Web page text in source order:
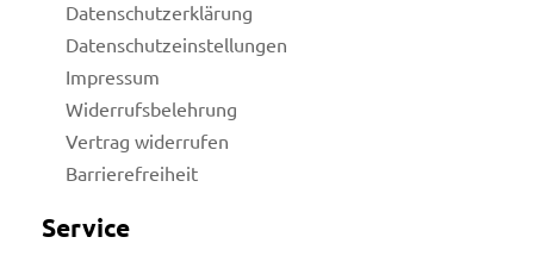
Datenschutzerklärung
Datenschutzeinstellungen
Impressum
Widerrufsbelehrung
Vertrag widerrufen
Barrierefreiheit
Service